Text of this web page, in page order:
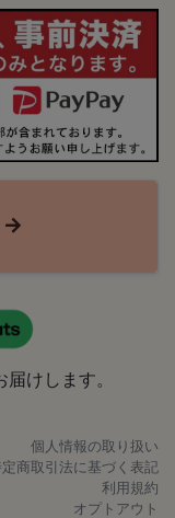
けします。
個人情報の取り扱い
商取引法に基づく表記
利用規約
オプトアウト